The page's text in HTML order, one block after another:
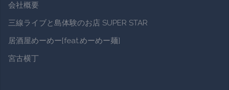
会社概要
三線ライブと島体験のお店 SUPER STAR
居酒屋めーめー[feat.めーめー麺]
宮古横丁